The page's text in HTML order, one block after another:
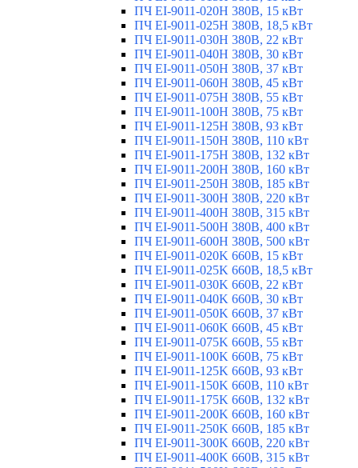
ПЧ EI-9011-020H 380В, 15 кВт
ПЧ EI-9011-025H 380В, 18,5 кВт
ПЧ EI-9011-030H 380В, 22 кВт
ПЧ EI-9011-040H 380В, 30 кВт
ПЧ EI-9011-050H 380В, 37 кВт
ПЧ EI-9011-060H 380В, 45 кВт
ПЧ EI-9011-075H 380В, 55 кВт
ПЧ EI-9011-100H 380В, 75 кВт
ПЧ EI-9011-125H 380В, 93 кВт
ПЧ EI-9011-150H 380В, 110 кВт
ПЧ EI-9011-175H 380В, 132 кВт
ПЧ EI-9011-200H 380В, 160 кВт
ПЧ EI-9011-250H 380В, 185 кВт
ПЧ EI-9011-300H 380В, 220 кВт
ПЧ EI-9011-400H 380В, 315 кВт
ПЧ EI-9011-500H 380В, 400 кВт
ПЧ EI-9011-600H 380В, 500 кВт
ПЧ EI-9011-020K 660В, 15 кВт
ПЧ EI-9011-025K 660В, 18,5 кВт
ПЧ EI-9011-030K 660В, 22 кВт
ПЧ EI-9011-040K 660В, 30 кВт
ПЧ EI-9011-050K 660В, 37 кВт
ПЧ EI-9011-060K 660В, 45 кВт
ПЧ EI-9011-075K 660В, 55 кВт
ПЧ EI-9011-100K 660В, 75 кВт
ПЧ EI-9011-125K 660В, 93 кВт
ПЧ EI-9011-150K 660В, 110 кВт
ПЧ EI-9011-175K 660В, 132 кВт
ПЧ EI-9011-200K 660В, 160 кВт
ПЧ EI-9011-250K 660В, 185 кВт
ПЧ EI-9011-300K 660В, 220 кВт
ПЧ EI-9011-400K 660В, 315 кВт